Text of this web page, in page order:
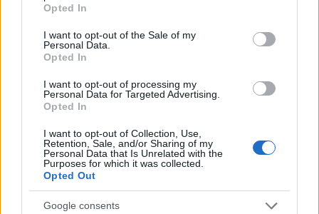
use your data for below specified purposes in below Google
consent section.
Opted In
I want to opt-out of the Sale of my
Personal Data.
Opted In
I want to opt-out of processing my
Personal Data for Targeted Advertising.
Opted In
I want to opt-out of Collection, Use,
Retention, Sale, and/or Sharing of my
Personal Data that Is Unrelated with the
Purposes for which it was collected.
Opted Out
Google consents
Por qué la pérdida de jueces y las
solicitantes lgbtq+
23 febrero, 2026
Cambio de nombre en un colegio
de Santiago de Compostela: de
23 febrero, 2026
López Miras pide a Vox evitar el
bloqueo y facilitar acuerdos para
gobiernos autonómicos